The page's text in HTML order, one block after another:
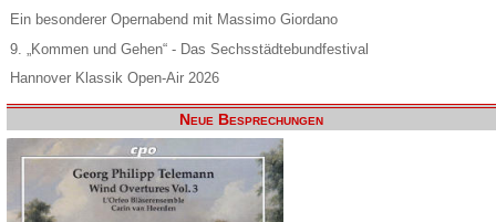
Ein besonderer Opernabend mit Massimo Giordano
9. „Kommen und Gehen“ - Das Sechsstädtebundfestival
Hannover Klassik Open-Air 2026
Neue Besprechungen